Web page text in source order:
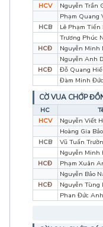
HCV
Nguyễn Trần
Phạm Quang
HCB
Lê Phạm Tiến
Trương Phúc
HCĐ
Nguyễn Minh
Nguyễn Anh
HCĐ
Đỗ Quang
Đàm Minh Đức
CỜ VUA CHỚP
HC
HCV
Nguyễn Viết
Hoàng Gia Bảo
HCB
Vũ Tuấn
Nguyễn Minh
HCĐ
Phạm Xuân
Nguyễn Bảo
HCĐ
Nguyễn Tùng
Phan Đức Anh